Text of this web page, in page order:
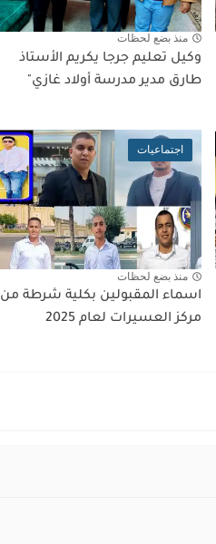
منذ بضع لحظات
وكيل تعليم جرجا يكريم الأستاذ
طارق مدير مدرسة أولاد غازي"
اجتماعيات
منذ بضع لحظات
اسماء المقبولين بكلية شرطة من
مركز العسيرات لعام 2025